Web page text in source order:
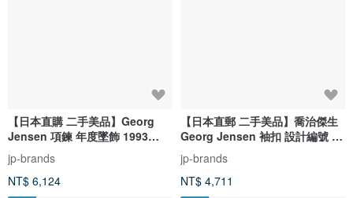
【日本直購 二手美品】Georg
Jensen 項鍊 年度墜飾 1993
Heritage Collection
jp-brands
NT$ 6,124
【日本直郵 二手美品】喬治傑生
Georg Jensen 袖扣 設計編號 64
銀 925 經拋光處理
jp-brands
NT$ 4,711